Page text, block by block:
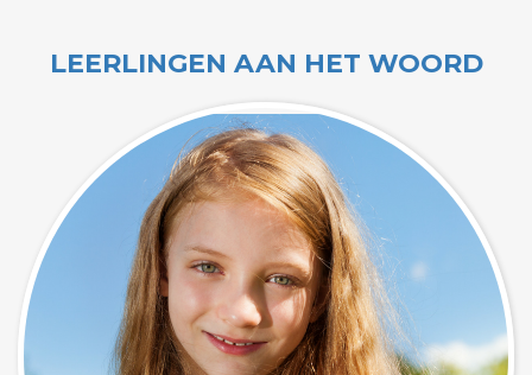
LEERLINGEN AAN HET WOORD